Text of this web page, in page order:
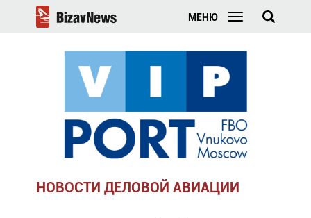
МЕНЮ
НОВОСТИ ДЕЛОВОЙ АВИАЦИИ